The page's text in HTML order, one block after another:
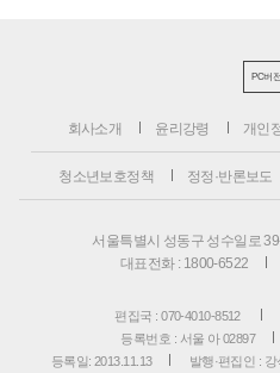
PC버전
회사소개 윤리강령 개인
청소년보호정책 정정·반론보도
서울특별시 성동구 성수일로
대표전화 : 1800-6522
편집국 : 070-4010-8512
등록번호 : 서울 아 02897
등록일: 2013.11.13
발행·편집인 :